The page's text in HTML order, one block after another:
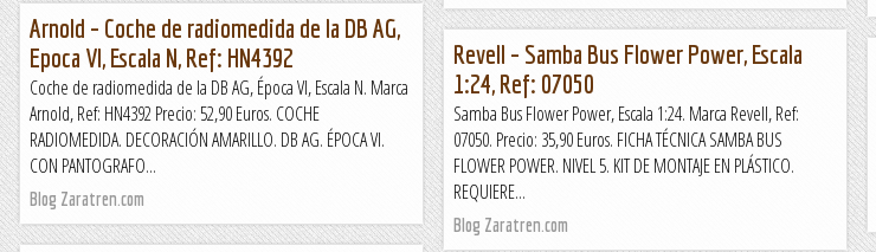
Arnold – Coche de radiomedida de la DB AG,
Epoca VI, Escala N, Ref: HN4392
Coche de radiomedida de la DB AG, Época VI, Escala N. Marca
Arnold, Ref: HN4392 Precio: 52,90 Euros. COCHE
RADIOMEDIDA. DECORACIÓN AMARILLO. DB AG. ÉPOCA VI.
CON PANTOGRAFO...
Blog Zaratren.com
Revell – Samba Bus Flower Power, Escala
1:24, Ref: 07050
Samba Bus Flower Power, Escala 1:24. Marca Revell, Ref:
07050. Precio: 35,90 Euros. FICHA TÉCNICA SAMBA BUS
FLOWER POWER. NIVEL 5. KIT DE MONTAJE EN PLÁSTICO.
REQUIERE...
Blog Zaratren.com